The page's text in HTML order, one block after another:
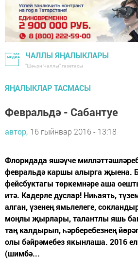
ЧАЛЛЫ ЯҢАЛЫКЛАРЫ
"Шәһри Чаллы" газетасы
ЯҢАЛЫКЛАР ТАСМАСЫ
Февральдә - Сабантуе
автор, 16 гыйнвар 2016 - 13:18
Флоридада яшәүче
февральдә каршы алырга җыена.
фейсбуктагы төркемнәре аша
итә. Кадерле дуслар! Ниһаять,
алган, үзенең ямьлелеге,
моңлы җырлары, талантлы яшь
таң калдырып, һәрберебезнең
олы бәйрәмебез якынлаша. 2016
(шимбә...